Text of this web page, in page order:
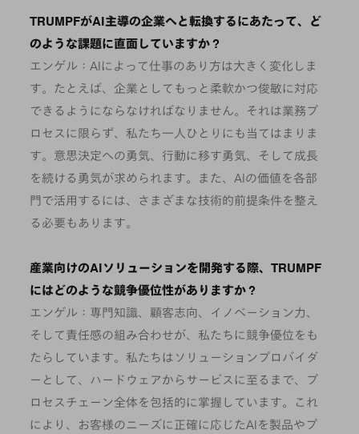
TRUMPFがAI主導の企業へと転換するにあたって、ど
のような課題に直面していますか？
エンゲル：AIによって仕事のあり方は大きく変化しま
す。たとえば、企業としてもっと柔軟かつ俊敏に対応
できるようにならなければなりません。それは業務プ
ロセスに限らず、私たち一人ひとりにも当てはまりま
す。意思決定への勇気、行動に移す勇気、そして成長
を続ける勇気が求められます。また、AIの価値を各部
門で活用するには、さまざまな技術的前提条件を整え
る必要もあります。
産業向けのAIソリューションを開発する際、TRUMPF
にはどのような競争優位性がありますか？
エンゲル：専門知識、顧客志向、イノベーション力、
そして責任感の組み合わせが、私たちに競争優位をも
たらしています。私たちはソリューションプロバイダ
ーとして、ハードウェアからサービスに至るまで、プ
ロセスチェーン全体を包括的に掌握しています。これ
により、お客様のニーズに正確に応じたAIを製品やプ